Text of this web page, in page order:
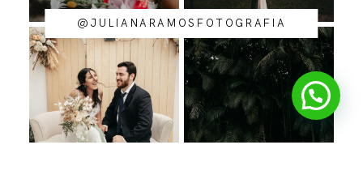
@JULIANARAMOSFOTOGRAFIA
me dá um oi